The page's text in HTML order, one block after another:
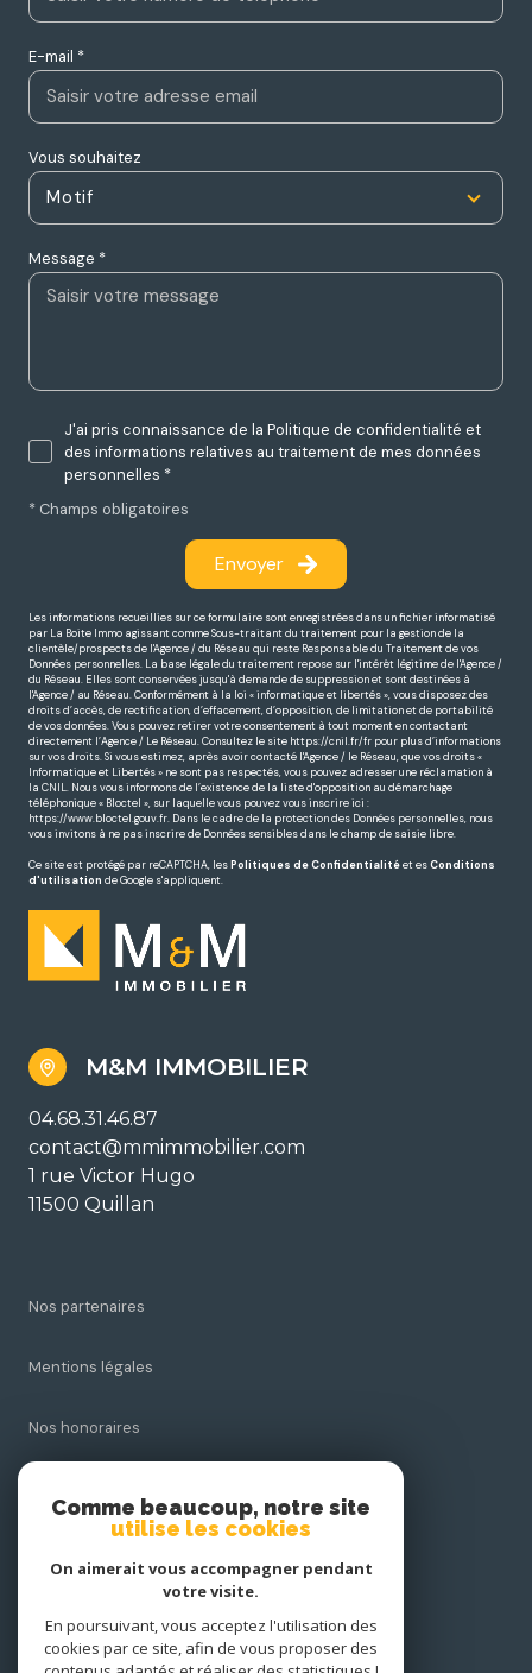
E-mail *
Vous souhaitez
Motif
Message *
J'ai pris connaissance de la Politique de confidentialité et
des informations relatives au traitement de mes données
personnelles *
* Champs obligatoires
Envoyer
Les informations recueillies sur ce formulaire sont enregistrées dans un fichier informatisé
par La Boite Immo agissant comme Sous-traitant du traitement pour la gestion de la
clientèle/prospects de l'Agence / du Réseau qui reste Responsable du Traitement de vos
Données personnelles. La base légale du traitement repose sur l'intérêt légitime de l'Agence /
du Réseau. Elles sont conservées jusqu'à demande de suppression et sont destinées à
l'Agence / au Réseau. Conformément à la loi « informatique et libertés », vous disposez des
droits d’accès, de rectification, d’effacement, d’opposition, de limitation et de portabilité
de vos données. Vous pouvez retirer votre consentement à tout moment en contactant
directement l’Agence / Le Réseau. Consultez le site https://cnil.fr/fr pour plus d’informations
sur vos droits. Si vous estimez, après avoir contacté l'Agence / le Réseau, que vos droits «
Informatique et Libertés » ne sont pas respectés, vous pouvez adresser une réclamation à
la CNIL. Nous vous informons de l’existence de la liste d'opposition au démarchage
téléphonique « Bloctel », sur laquelle vous pouvez vous inscrire ici :
https://www.bloctel.gouv.fr. Dans le cadre de la protection des Données personnelles, nous
vous invitons à ne pas inscrire de Données sensibles dans le champ de saisie libre.
Ce site est protégé par reCAPTCHA, lesPolitiques de Confidentialitéet esConditions
d'utilisation de Google s'appliquent.
M&M IMMOBILIER
04.68.31.46.87
contact@mmimmobilier.com
1 rue Victor Hugo
11500 Quillan
Nos partenaires
Mentions légales
Nos honoraires
Comme beaucoup, notre site
utilise les cookies
On aimerait vous accompagner pendant
votre visite.
En poursuivant, vous acceptez l'utilisation des
cookies par ce site, afin de vous proposer des